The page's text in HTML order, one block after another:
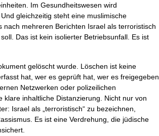
Im Gesundheitswesen wird
gleichzeitig steht eine muslimische
mehreren Berichten Israel als terroristisch
Das ist kein isolierter Betriebsunfall. Es ist
gelöscht wurde. Löschen ist keine
hat, wer es geprüft hat, wer es freigegeben
Netzwerken oder polizeilichen
inhaltliche Distanzierung. Nicht nur von
Israel als „terroristisch“ zu bezeichnen,
Es ist eine Verdrehung, die jüdische